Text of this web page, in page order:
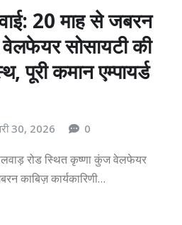
20 माह से जबरन
सोसायटी की
पूरी कमान एम्पायर्ड
30, 2026 0
रोड स्थित कृष्णा कुंज वेलफेयर
काबिज़ कार्यकारिणी…